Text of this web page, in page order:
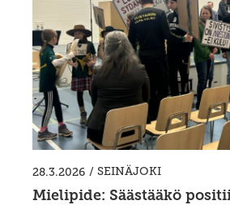
28.3.2026 / SEINÄJOKI
Mielipide: Säästääkö